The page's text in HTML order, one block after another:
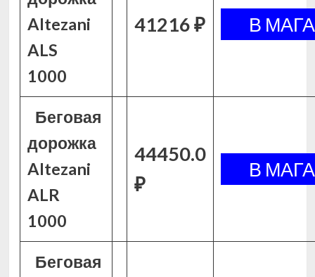
Altezani
ALS
1000
41216 ₽
Беговая
дорожка
Altezani
ALR
1000
44450.0
₽
Беговая